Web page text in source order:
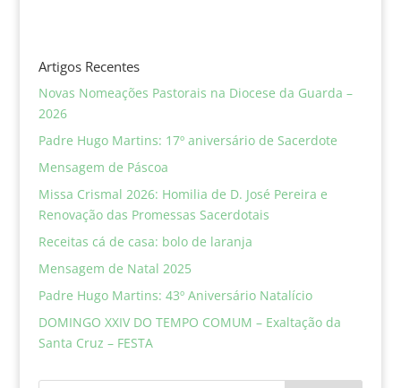
Artigos Recentes
Novas Nomeações Pastorais na Diocese da Guarda –
2026
Padre Hugo Martins: 17º aniversário de Sacerdote
Mensagem de Páscoa
Missa Crismal 2026: Homilia de D. José Pereira e
Renovação das Promessas Sacerdotais
Receitas cá de casa: bolo de laranja
Mensagem de Natal 2025
Padre Hugo Martins: 43º Aniversário Natalício
DOMINGO XXIV DO TEMPO COMUM – Exaltação da
Santa Cruz – FESTA